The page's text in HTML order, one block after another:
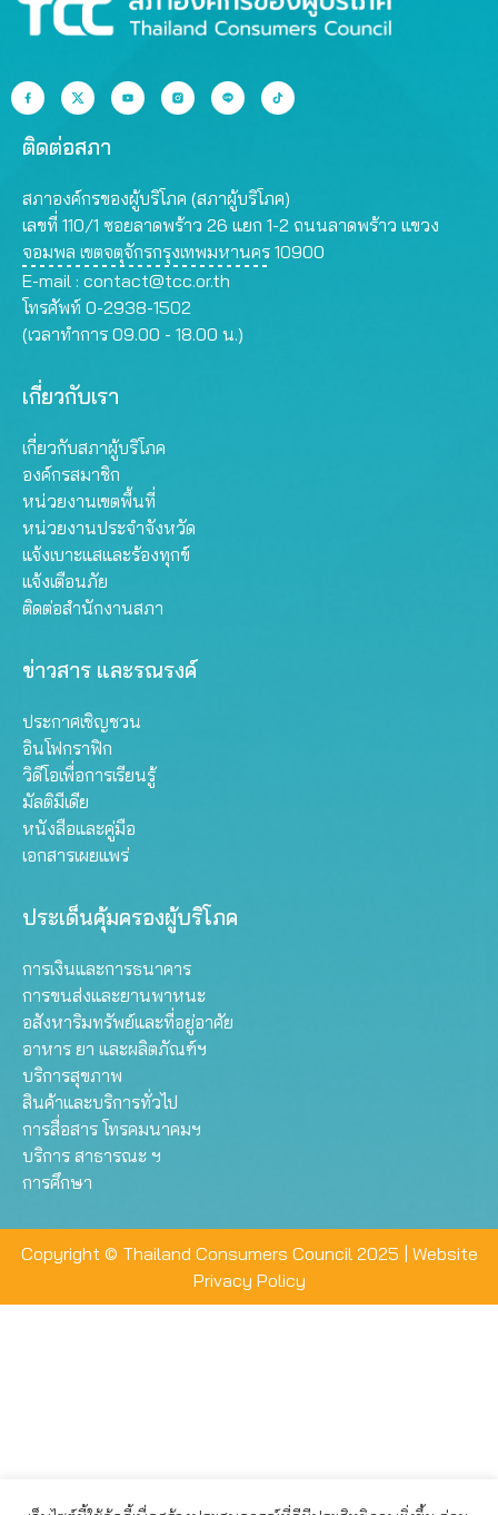
ติดต่อสภา
สภาองค์กรของผู้บริโภค (สภาผู้บริโภค)
เลขที่ 110/1 ซอยลาดพร้าว 26 แยก 1-2 ถนนลาดพร้าว แขวง
จอมพล เขตจตุจักรกรุงเทพมหานคร 10900
E-mail : contact@tcc.or.th
โทรศัพท์ 0-2938-1502
(เวลาทำการ 09.00 - 18.00 น.)
เกี่ยวกับเรา
เกี่ยวกับสภาผู้บริโภค
องค์กรสมาชิก
หน่วยงานเขตพื้นที่
หน่วยงานประจำจังหวัด
แจ้งเบาะแสและร้องทุกข์
แจ้งเตือนภัย
ติดต่อสำนักงานสภา
ข่าวสาร และรณรงค์
ประกาศเชิญชวน
อินโฟกราฟิก
วิดีโอเพื่อการเรียนรู้
มัลติมีเดีย
หนังสือและคู่มือ
เอกสารเผยแพร่
ประเด็นคุ้มครองผู้บริโภค
การเงินและการธนาคาร
การขนส่งและยานพาหนะ
อสังหาริมทรัพย์และที่อยู่อาศัย
อาหาร ยา และผลิตภัณฑ์ฯ
บริการสุขภาพ
สินค้าและบริการทั่วไป
การสื่อสาร โทรคมนาคมฯ
บริการ สาธารณะ ฯ
การศึกษา
Copyright © Thailand Consumers Council 2025 | Website
Privacy Policy